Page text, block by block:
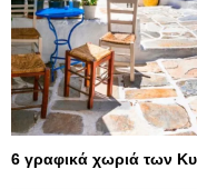
6 γραφικά χωριά των